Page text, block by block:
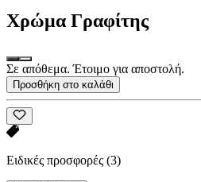
Χρώμα Γραφίτης
Σε απόθεμα. Έτοιμο για αποστολή.
Προσθήκη στο καλάθι
Ειδικές προσφορές (3)